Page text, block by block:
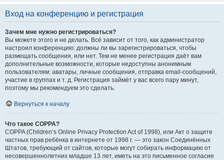
Вход на конференцию и регистрация
Зачем мне нужно регистрироваться?
Вы можете этого и не делать. Всё зависит от того, как администратор
настроил конференцию: должны ли вы зарегистрироваться, чтобы
размещать сообщения, или нет. Тем не менее регистрация даёт вам
дополнительные возможности, которые недоступны анонимным
пользователям: аватары, личные сообщения, отправка email-сообщений,
участие в группах и т. д. Регистрация займёт у вас всего пару минут,
поэтому мы рекомендуем это сделать.
Вернуться к началу
Что такое COPPA?
COPPA (Children’s Online Privacy Protection Act of 1998), или Акт о защите
частных прав ребёнка в интернете от 1998 г. — это закон Соединённых
Штатов, требующий от сайтов, которые могут собирать информацию от
несовершеннолетних младше 13 лет, иметь на это письменное согласие